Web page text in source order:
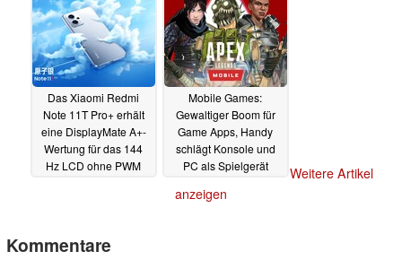
Das Xiaomi Redmi
Note 11T Pro+ erhält
eine DisplayMate A+-
Wertung für das 144
Hz LCD ohne PWM
Mobile Games:
Gewaltiger Boom für
Game Apps, Handy
schlägt Konsole und
PC als Spielgerät
Weitere Artikel
anzeigen
Kommentare